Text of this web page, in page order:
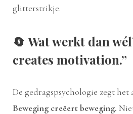
glitterstrikje.
🔄 Wat werkt dan
creates motivation.”
De gedragspsychologie zegt het
Beweging creëert beweging.